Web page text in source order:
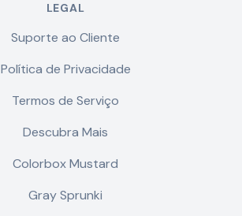
LEGAL
Suporte ao Cliente
Política de Privacidade
Termos de Serviço
Descubra Mais
Colorbox Mustard
Gray Sprunki